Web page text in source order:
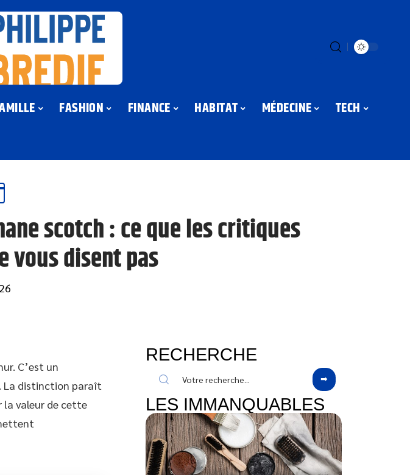
FASHION FINANCE HABITAT MÉDECINE TECH
scotch : ce que les critiques
vous disent pas
C’est un
La distinction paraît
valeur de cette
RECHERCHE
LES IMMANQUABLES